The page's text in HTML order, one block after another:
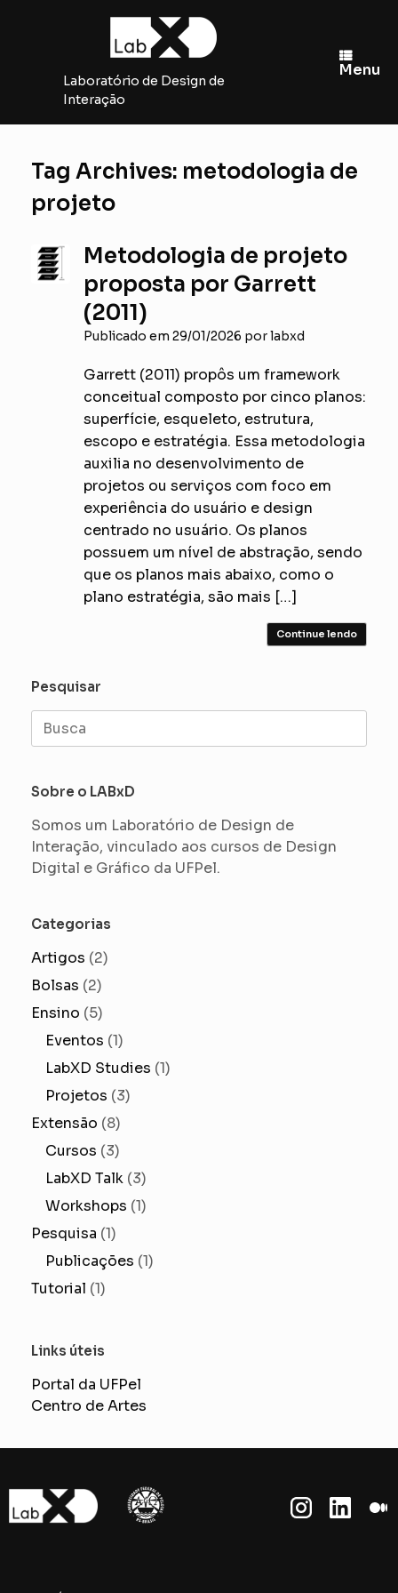
Laboratório de Design de
Interação
Menu
Tag Archives: metodologia de
projeto
Metodologia de projeto
proposta por Garrett
(2011)
Publicado em 29/01/2026 porlabxd
Garrett (2011) propôs um framework
conceitual composto por cinco planos:
superfície, esqueleto, estrutura,
escopo e estratégia. Essa metodologia
auxilia no desenvolvimento de
projetos ou serviços com foco em
experiência do usuário e design
centrado no usuário. Os planos
possuem um nível de abstração, sendo
que os planos mais abaixo, como o
plano estratégia, são mais […]
Continue lendo
Pesquisar
Search
for:
Sobre o LABxD
Somos um Laboratório de Design de
Interação, vinculado aos cursos de Design
Digital e Gráfico da UFPel.
Categorias
Artigos (2)
Bolsas (2)
Ensino (5)
Eventos (1)
LabXD Studies (1)
Projetos (3)
Extensão (8)
Cursos (3)
LabXD Talk (3)
Workshops (1)
Pesquisa (1)
Publicações (1)
Tutorial (1)
Links úteis
Portal da UFPel
Centro de Artes